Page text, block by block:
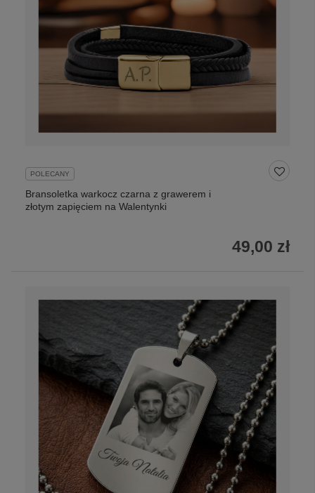
POLECANY
Bransoletka warkocz czarna z grawerem i
złotym zapięciem na Walentynki
49,00 zł